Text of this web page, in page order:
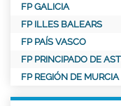
FP GALICIA
FP ILLES BALEARS
FP PAÍS VASCO
FP PRINCIPADO DE
FP REGIÓN DE MURCIA